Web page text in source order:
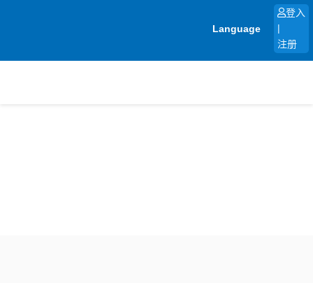
Language
登入
注册